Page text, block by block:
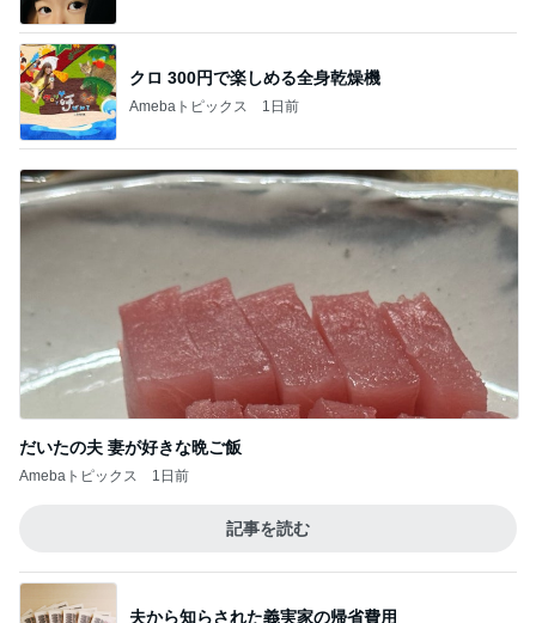
クロ 300円で楽しめる全身乾燥機
Amebaトピックス 1日前
だいたの夫 妻が好きな晩ご飯
Amebaトピックス 1日前
記事を読む
夫から知らされた義実家の帰省費用